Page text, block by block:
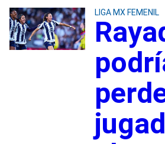
LIGA MX FEMENIL